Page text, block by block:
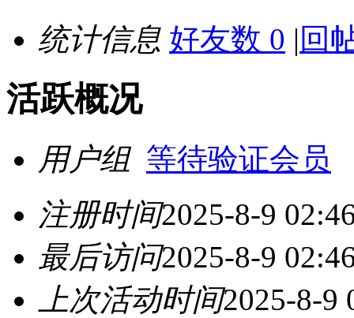
统计信息 好友数 0 | 回
活跃概况
用户组 等待验证会员
注册时间2025-8-9
最后访问2025-8-9
上次活动时间2025-8-9